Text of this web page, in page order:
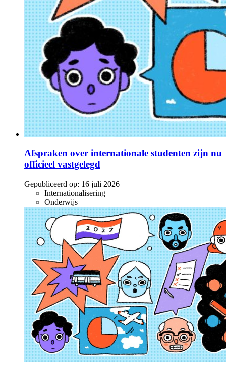
Afspraken over internationale studenten zijn nu
officieel vastgelegd
Gepubliceerd op: 16 juli 2026
Internationalisering
Onderwijs